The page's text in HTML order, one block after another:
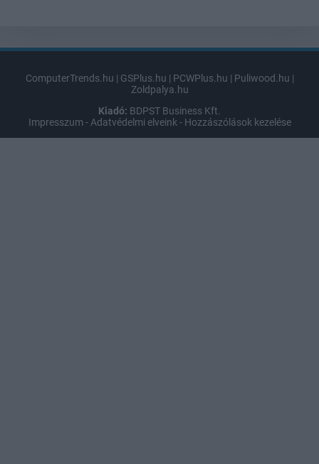
ComputerTrends.hu | GSPlus.hu | PCWPlus.hu | Puliwood.hu |
Zoldpalya.hu
Kiadó: BDPST Business Kft.
Impresszum - Adatvédelmi elveink - Hozzászólások kezelése